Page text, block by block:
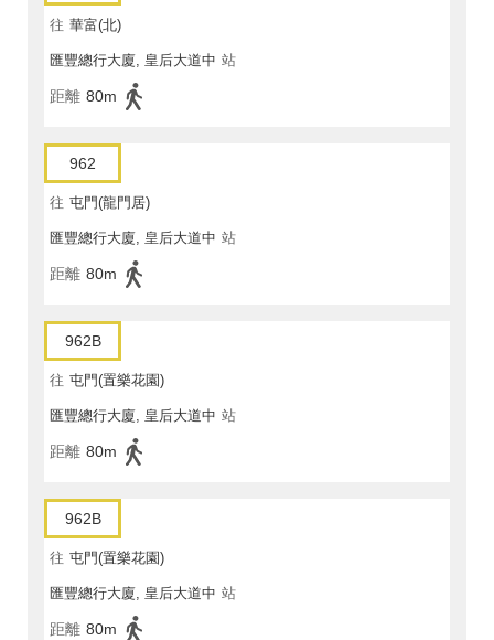
往 華富(北)
匯豐總行大廈, 皇后大道中 站
距離 80m
962
往 屯門(龍門居)
匯豐總行大廈, 皇后大道中 站
距離 80m
962B
往 屯門(置樂花園)
匯豐總行大廈, 皇后大道中 站
距離 80m
962B
往 屯門(置樂花園)
匯豐總行大廈, 皇后大道中 站
距離 80m